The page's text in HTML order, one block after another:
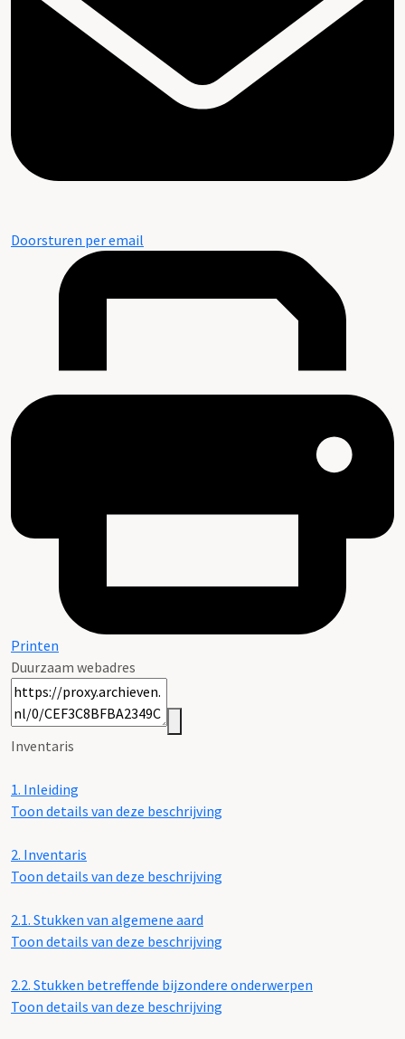
Doorsturen per email
Printen
Duurzaam webadres
Inventaris
1. Inleiding
Toon details van deze beschrijving
2. Inventaris
Toon details van deze beschrijving
2.1. Stukken van algemene aard
Toon details van deze beschrijving
2.2. Stukken betreffende bijzondere onderwerpen
Toon details van deze beschrijving